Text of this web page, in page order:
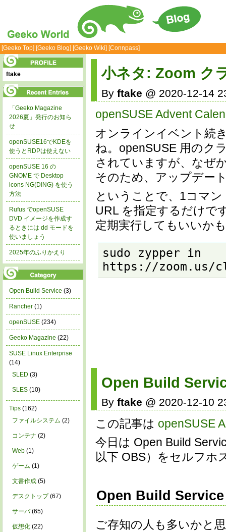
[Geeko Top] [Geeko Blog] [Geeko Wiki] [Connpass]
小ネタ: Zoom ク
By ftake @ 2020-12-14
openSUSE Advent
オンラインイベント続
ね。openSUSE 用のク
されていますが、なぜ
そのため、アップデー
ということで、1コマ
URL を指定するだけで
定期実行してもいいか
sudo zypper in
https://zoom.us/
Open Build
By ftake @ 2020-12-10
この記事は openSUSE
今日は Open Build
以下 OBS）をセルフホ
Open Build Service
ご存知の人も多いかと
ftake
「Geeko Magazine
2026夏」発行のお知ら
せ
openSUSE16でKDEを
使うとRDPは使えない
openSUSE 16 の
GNOME で Desktop
icons NG(DING) を使う
方法
Rufus でopenSUSE
DVD イメージを作成す
るときには dd モードを
使いましょう
2025年のふりかえり
Open Build Service (3)
Rancher (1)
openSUSE (234)
Geeko Magazine (22)
SUSE Linux Enterprise
(14)
SLED (3)
SLES (10)
Tips (162)
ファイルシステム (2)
コンテナ (2)
Web (1)
ゲーム (1)
文書作成 (5)
デスクトップ(67)
サーバ(65)
仮想化 (22)